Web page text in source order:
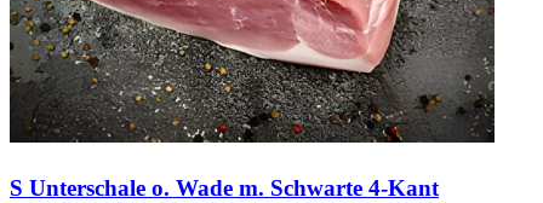
S Unterschale o. Wade m. Schwarte 4-Kant